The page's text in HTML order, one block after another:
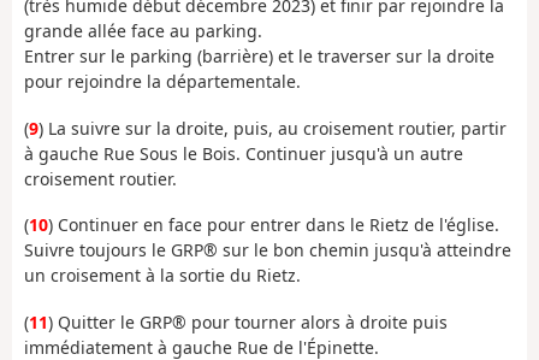
(très humide début décembre 2023) et finir par rejoindre la
grande allée face au parking.
Entrer sur le parking (barrière) et le traverser sur la droite
pour rejoindre la départementale.
(9) La suivre sur la droite, puis, au croisement routier, partir
à gauche Rue Sous le Bois. Continuer jusqu'à un autre
croisement routier.
(10) Continuer en face pour entrer dans le Rietz de l'église.
Suivre toujours le GRP® sur le bon chemin jusqu'à atteindre
un croisement à la sortie du Rietz.
(11) Quitter le GRP® pour tourner alors à droite puis
immédiatement à gauche Rue de l'Épinette.